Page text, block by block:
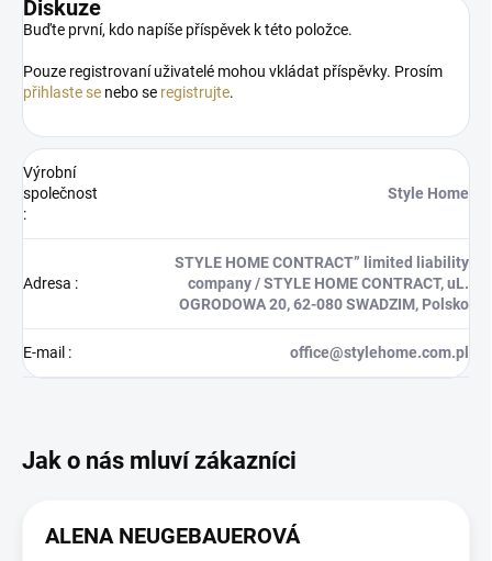
Diskuze
Buďte první, kdo napíše příspěvek k této položce.
Pouze registrovaní uživatelé mohou vkládat příspěvky. Prosím
přihlaste se nebo se registrujte.
Výrobní
společnost
:
Style Home
Adresa :
STYLE HOME CONTRACT” limited liability
company / STYLE HOME CONTRACT, uL.
OGRODOWA 20, 62-080 SWADZIM, Polsko
E-mail : office@stylehome.com.pl
ALENA NEUGEBAUEROVÁ